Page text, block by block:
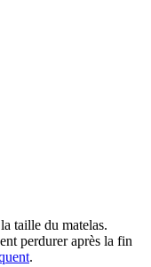
taille du matelas.
perdurer après la fin
.